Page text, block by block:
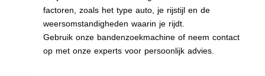
factoren, zoals het type auto, je rijstijl en de
weersomstandigheden waarin je rijdt.
Gebruik onze bandenzoekmachine of neem contact
op met onze experts voor persoonlijk advies.